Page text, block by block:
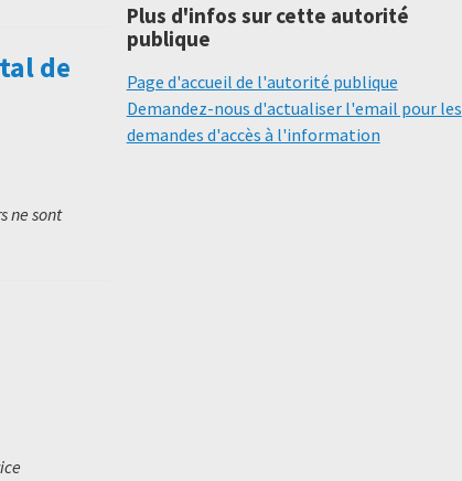
de
ne sont
Plus d'infos sur cette autorité
publique
Page d'accueil de l'autorité publique
Demandez-nous d'actualiser l'email pour les
demandes d'accès à l'information